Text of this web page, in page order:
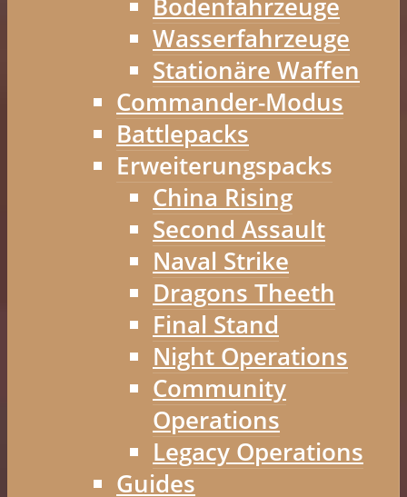
Bodenfahrzeuge
Wasserfahrzeuge
Stationäre Waffen
Commander-Modus
Battlepacks
Erweiterungspacks
China Rising
Second Assault
Naval Strike
Dragons Theeth
Final Stand
Night Operations
Community
Operations
Legacy Operations
Guides